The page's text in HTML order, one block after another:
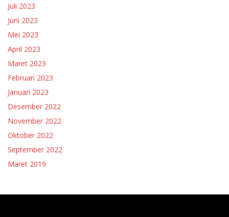
Juli 2023
Juni 2023
Mei 2023
April 2023
Maret 2023
Februari 2023
Januari 2023
Desember 2022
November 2022
Oktober 2022
September 2022
Maret 2019